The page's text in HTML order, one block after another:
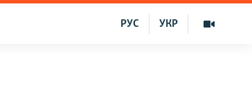
УКР
РУС